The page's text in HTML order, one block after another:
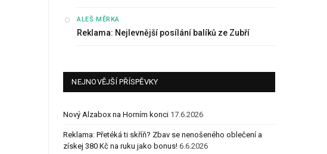
ALEŠ MĚRKA:
Reklama: Nejlevnější posílání balíků ze Zubří
NEJNOVĚJŠÍ PŘÍSPĚVKY
Nový Alzabox na Horním konci 17.6.2026
Reklama: Přetéká ti skříň? Zbav se nenošeného oblečení a
získej 380 Kč na ruku jako bonus! 6.6.2026